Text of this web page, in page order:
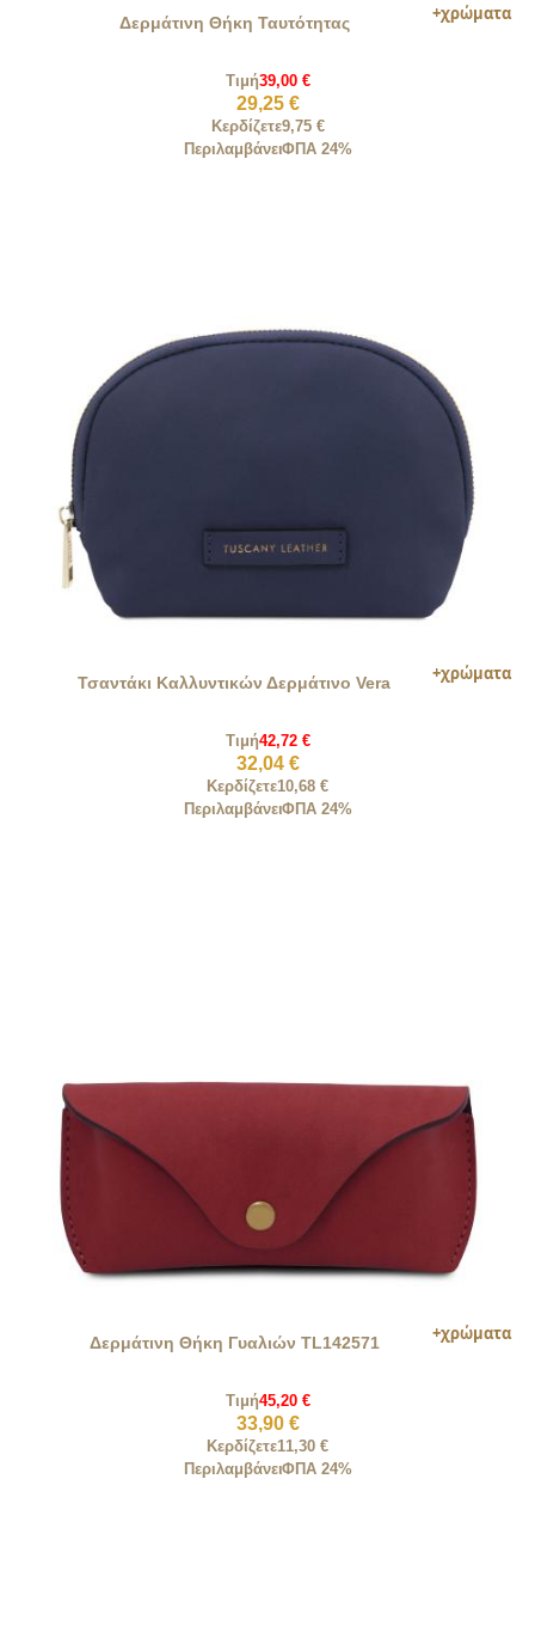
Δερμάτινη Θήκη Ταυτότητας
Τιμή39,00 €
29,25 €
Κερδίζετε9,75 €
ΠεριλαμβάνειΦΠΑ 24%
Τσαντάκι Καλλυντικών Δερμάτινο Vera
Τιμή42,72 €
32,04 €
Κερδίζετε10,68 €
ΠεριλαμβάνειΦΠΑ 24%
Δερμάτινη Θήκη Γυαλιών TL142571
Τιμή45,20 €
33,90 €
Κερδίζετε11,30 €
ΠεριλαμβάνειΦΠΑ 24%